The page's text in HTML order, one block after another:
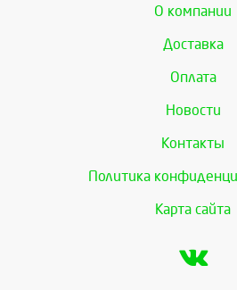
О компании
Доставка
Оплата
Новости
Контакты
Политика
Карта сайта